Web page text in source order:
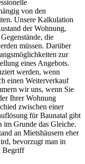
von den
Unsere Kalkulation
der Wohnung,
die
müssen. Darüber
zur
eines Angebots.
werden, wenn
einen Weiterverkauf
wir uns, wenn Sie
Ihrer Wohnung
zwischen einer
für Baunatal gibt
im Grunde das Gleiche.
an Mietshäusern eher
bevorzugt man in
Begriff